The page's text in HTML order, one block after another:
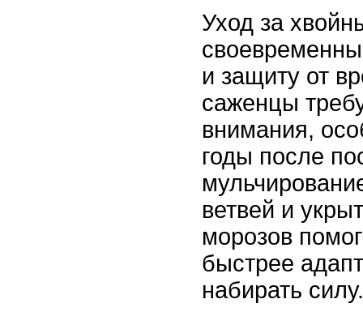
Уход за
и защиту от
саженцы
внимания,
годы после
ветвей и
морозов
быстрее
набирать силу.